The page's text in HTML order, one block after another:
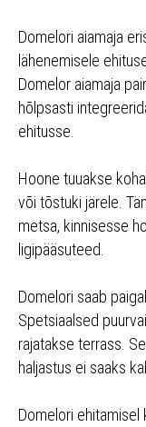
Domelori aiamaja
lähenemisele
Domelor aiamaja
hõlpsasti
ehitusse.
Hoone tuuakse
või tõstuki järele.
metsa, kinnisesse
ligipääsuteed.
Domelori saab
Spetsiaalsed
rajatakse terrass.
haljastus ei saaks
Domelori ehitamisel